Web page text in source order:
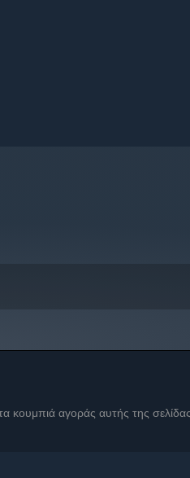
κουμπιά αγοράς αυτής της